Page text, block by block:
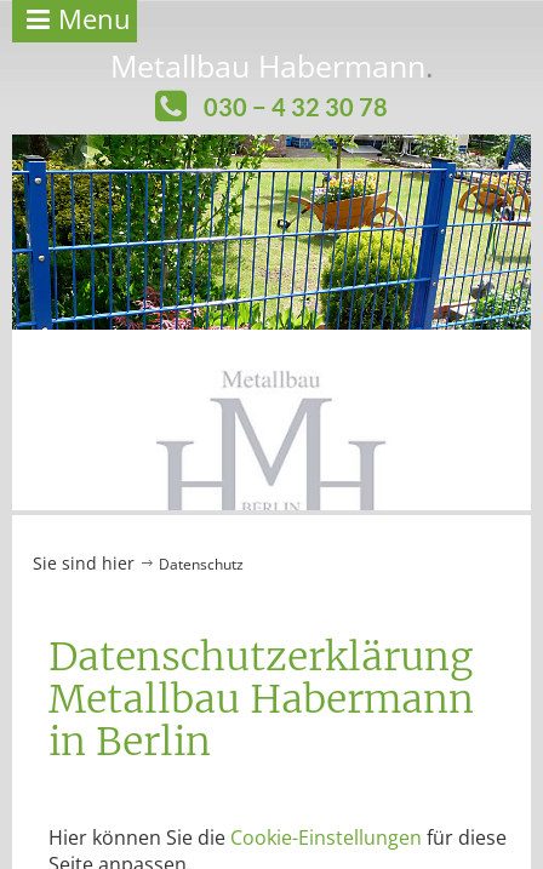
Menu
Metallbau Habermann.
030 − 4 32 30 78
Sie sind hier Datenschutz
Datenschutzerklärung
Metallbau Habermann
in Berlin
Hier können Sie die Cookie-Einstellungen für diese